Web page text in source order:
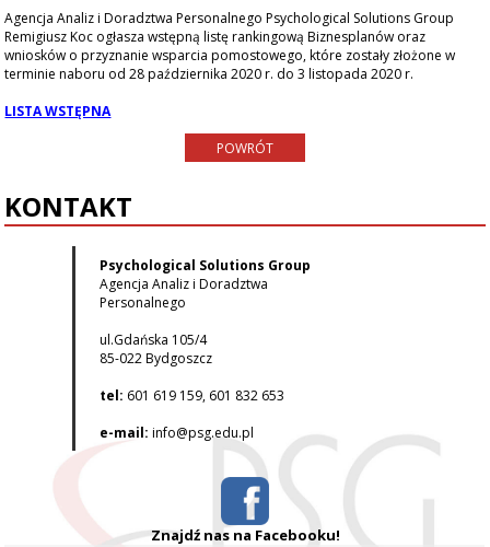
KONTAKT
Agencja Analiz i Doradztwa Personalnego Psychological Solutions Group
Remigiusz Koc ogłasza wstępną listę rankingową Biznesplanów oraz
wniosków o przyznanie wsparcia pomostowego, które zostały złożone w
terminie naboru od 28 października 2020 r. do 3 listopada 2020 r.
LISTA WSTĘPNA
POWRÓT
KONTAKT
Psychological Solutions Group
Agencja Analiz i Doradztwa
Personalnego
ul.Gdańska 105/4
85-022 Bydgoszcz
tel: 601 619 159, 601 832 653
e-mail: info@psg.edu.pl
Znajdź nas na Facebooku!